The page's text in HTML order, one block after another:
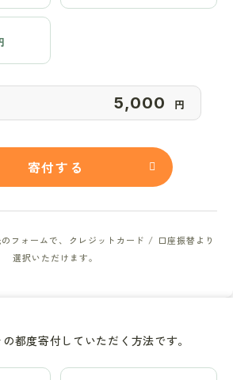
円
寄付する
フォームで、クレジットカード / 口座振替より
選択いただけます。
都度寄付していただく方法です。